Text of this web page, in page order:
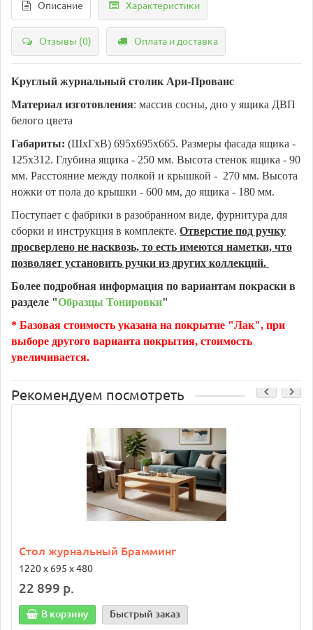
Описание Характеристики
Отзывы (0) Оплата и доставка
Круглый журнальный столик Ари-Прованс
Материал изготовления: массив сосны, дно у ящика ДВП
белого цвета
Габариты: (ШхГхВ) 695х695х665. Размеры фасада ящика -
125х312. Глубина ящика - 250 мм. Высота стенок ящика - 90
мм. Расстояние между полкой и крышкой - 270 мм. Высота
ножки от пола до крышки - 600 мм, до ящика - 180 мм.
Поступает с фабрики в разобранном виде, фурнитура для
сборки и инструкция в комплекте. Отверстие под ручку
просверлено не насквозь, то есть имеются наметки, что
позволяет установить ручки из других коллекций.
Более подробная информация по вариантам покраски в
разделе "Образцы Тонировки"
* Базовая стоимость указана на покрытие "Лак", при
выборе другого варианта покрытия, стоимость
увеличивается.
Рекомендуем посмотреть
Стол журнальный Брамминг
1220 х 695 х 480
22 899 р.
В корзину Быстрый заказ